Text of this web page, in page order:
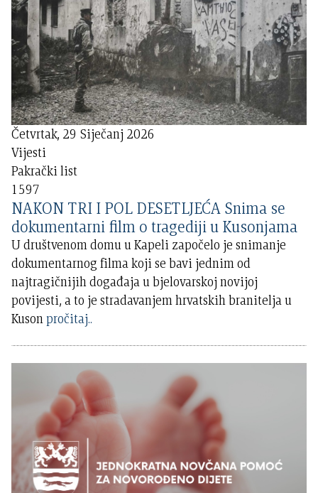
Četvrtak, 29 Siječanj 2026
Vijesti
Pakrački list
1597
NAKON TRI I POL DESETLJEĆA Snima se
dokumentarni film o tragediji u Kusonjama
U društvenom domu u Kapeli započelo je snimanje
dokumentarnog filma koji se bavi jednim od
najtragičnijih događaja u bjelovarskoj novijoj
povijesti, a to je stradavanjem hrvatskih branitelja u
Kusonpročitaj..